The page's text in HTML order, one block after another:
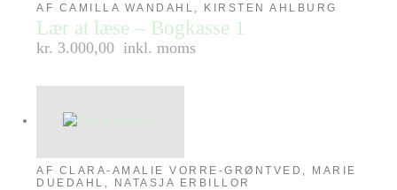
AF CAMILLA WANDAHL, KIRSTEN AHLBURG
Lær at læse – Bogkasse 1
kr. 3.000,00 inkl. moms
AF CLARA-AMALIE VORRE-GRØNTVED, MARIE
DUEDAHL, NATASJA ERBILLOR